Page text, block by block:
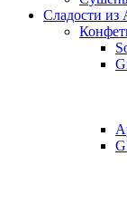
Сладости из